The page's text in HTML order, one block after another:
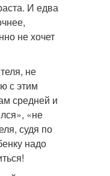
И едва
не хочет
не
с этим
средней и
«не
судя по
надо